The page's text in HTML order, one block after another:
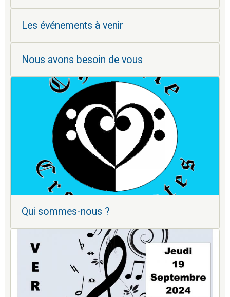
Les événements à venir
Nous avons besoin de vous
Qui sommes-nous ?